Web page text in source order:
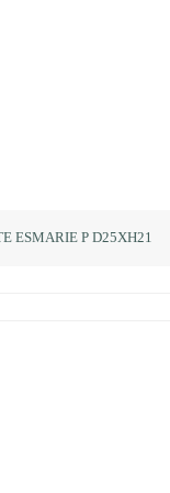
ESMARIE P D25XH21